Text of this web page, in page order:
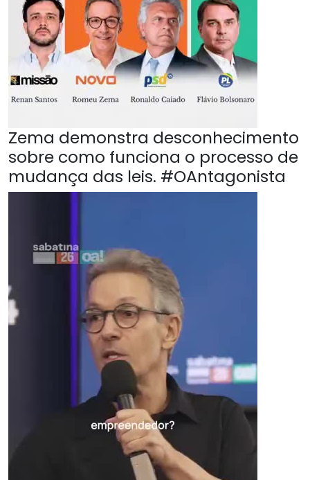
Zema demonstra desconhecimento
sobre como funciona o processo de
mudança das leis. #OAntagonista